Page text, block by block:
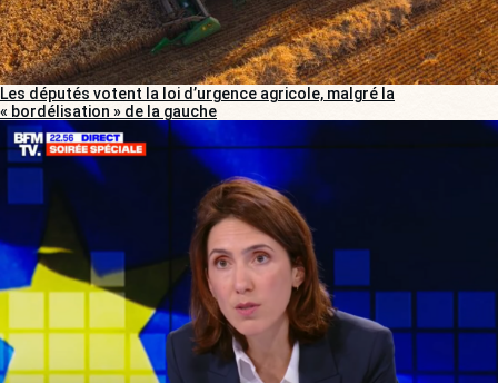
Les députés votent la loi d’urgence agricole, malgré la
« bordélisation » de la gauche